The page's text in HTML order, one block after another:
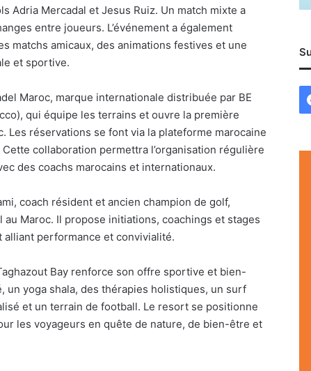
Adria Mercadal et Jesus Ruiz. Un match mixte a
entre joueurs. L’événement a également
matchs amicaux, des animations festives et une
et sportive.
Maroc, marque internationale distribuée par BE
qui équipe les terrains et ouvre la première
Les réservations se font via la plateforme marocaine
collaboration permettra l’organisation régulière
des coachs marocains et internationaux.
coach résident et ancien champion de golf,
Maroc. Il propose initiations, coachings et stages
alliant performance et convivialité.
Bay renforce son offre sportive et bien-
un yoga shala, des thérapies holistiques, un surf
et un terrain de football. Le resort se positionne
les voyageurs en quête de nature, de bien-être et